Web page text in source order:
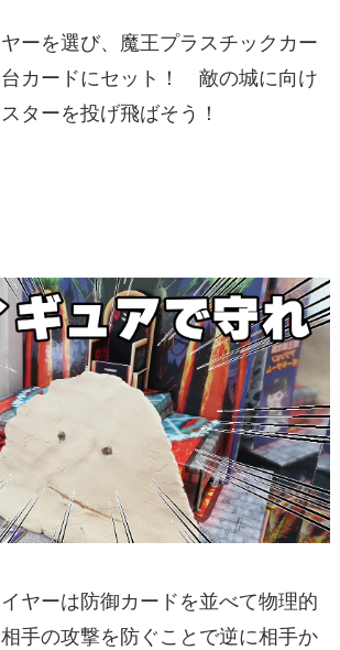
ーを選び、魔王プラスチックカー
台カードにセット！ 敵の城に向け
ターを投げ飛ばそう！
ヤーは防御カードを並べて物理的
手の攻撃を防ぐことで逆に相手か